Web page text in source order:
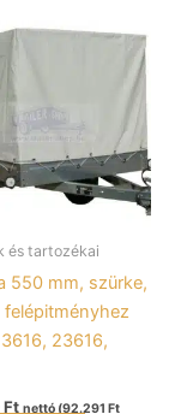
és tartozékai
550 mm, szürke,
felépitményhez
23616,
Ft nettó (92.291 Ft